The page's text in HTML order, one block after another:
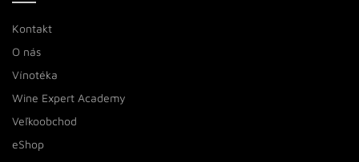
Kontakt
O nás
Vínotéka
Wine Expert Academy
Veľkoobchod
eShop